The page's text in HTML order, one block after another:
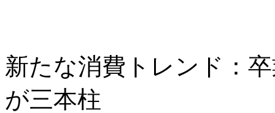
新たな消費トレンド：
が三本柱